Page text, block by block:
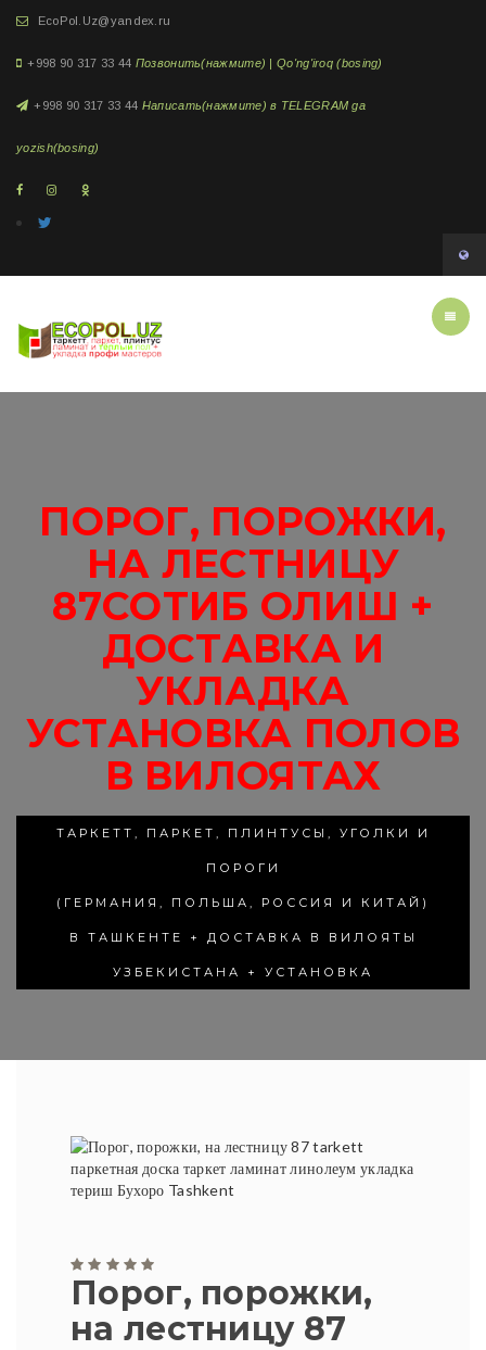
EcoPol.Uz@yandex.ru
+998 90 317 33 44 Позвонить(нажмите) | Qo'ng'iroq (bosing)
+998 90 317 33 44 Написать(нажмите) в TELEGRAM ga
yozish(bosing)
ПОРОГ, ПОРОЖКИ,
НА ЛЕСТНИЦУ
87СОТИБ ОЛИШ +
ДОСТАВКА И
УКЛАДКА
УСТАНОВКА ПОЛОВ
В ВИЛОЯТАХ
ТАРКЕТТ, ПАРКЕТ, ПЛИНТУСЫ, УГОЛКИ И
ПОРОГИ
(ГЕРМАНИЯ, ПОЛЬША, РОССИЯ И КИТАЙ)
В ТАШКЕНТЕ + ДОСТАВКА В ВИЛОЯТЫ
УЗБЕКИСТАНА + УСТАНОВКА
Порог, порожки,
на лестницу 87